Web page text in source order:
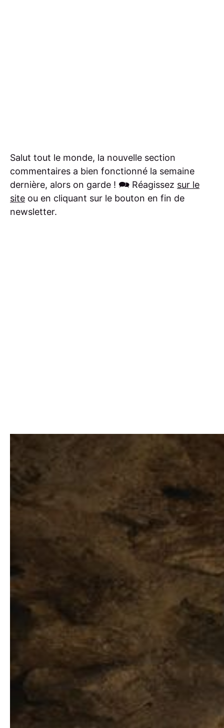
Salut tout le monde, la nouvelle section
commentaires a bien fonctionné la semaine
dernière, alors on garde ! 🗪 Réagissez sur le
site ou en cliquant sur le bouton en fin de
newsletter.